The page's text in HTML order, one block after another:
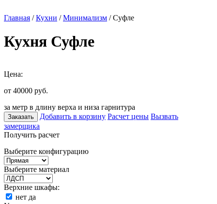
Главная /Кухни /Минимализм / Суфле
Кухня Суфле
Цена:
от 40000 руб.
за метр в длину верха и низа гарнитура
Заказать Добавить в корзину Расчет цены Вызвать
замерщика
Получить расчет
Выберите конфигурацию
Выберите материал
Верхние шкафы:
нет да